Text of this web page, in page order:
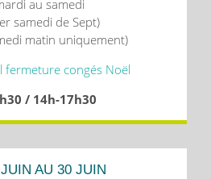
au samedi
samedi de Sept)
matin uniquement)
fermeture congés Noël
/ 14h-17h30
JUIN AU 30 JUIN